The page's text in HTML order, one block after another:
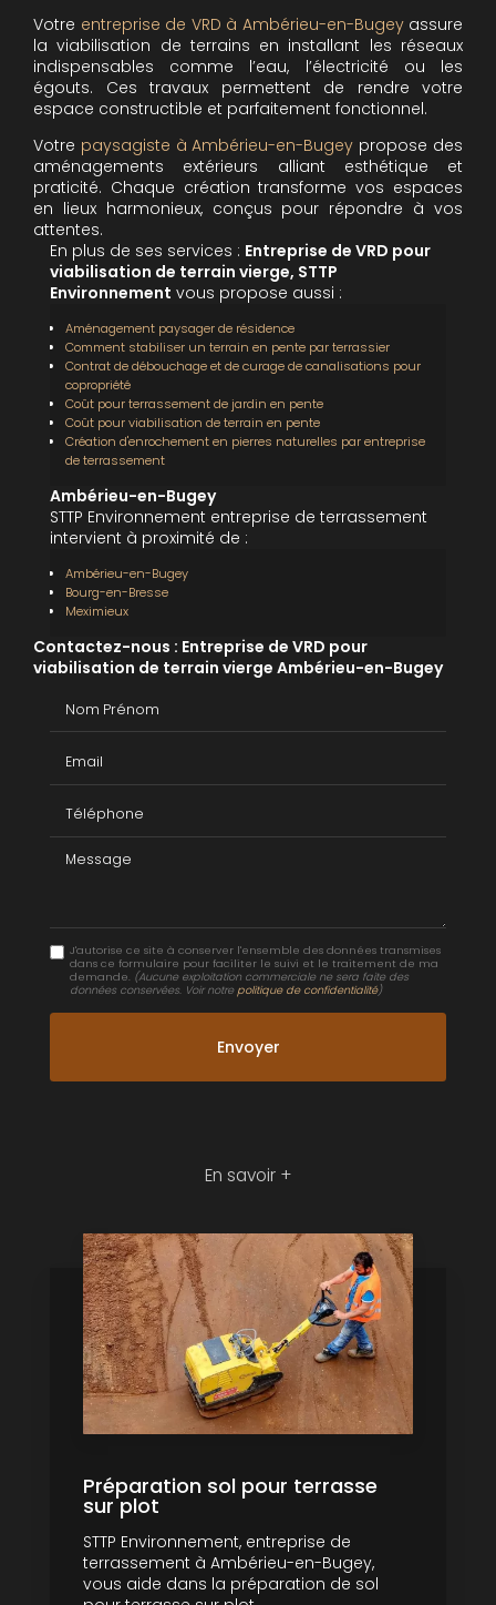
Votre entreprise de VRD à Ambérieu-en-Bugeyassure
la viabilisation de terrains en installant les réseaux
indispensables comme l’eau, l’électricité ou les
égouts. Ces travaux permettent de rendre votre
espace constructible et parfaitement fonctionnel.
Votre paysagiste à Ambérieu-en-Bugey propose des
aménagements extérieurs alliant esthétique et
praticité. Chaque création transforme vos espaces
en lieux harmonieux, conçus pour répondre à vos
attentes.
En plus de ses services : Entreprise de VRD pour
viabilisation de terrain vierge, STTP
Environnement vous propose aussi :
Aménagement paysager de résidence
Comment stabiliser un terrain en pente par terrassier
Contrat de débouchage et de curage de canalisations pour
copropriété
Coût pour terrassement de jardin en pente
Coût pour viabilisation de terrain en pente
Création d'enrochement en pierres naturelles par entreprise
de terrassement
Ambérieu-en-Bugey
STTP Environnement entreprise de terrassement
intervient à proximité de :
Ambérieu-en-Bugey
Bourg-en-Bresse
Meximieux
Contactez-nous : Entreprise de VRD pour
viabilisation de terrain vierge Ambérieu-en-Bugey
Message
J'autorise ce site à conserver l'ensemble des données transmises
dans ce formulaire pour faciliter le suivi et le traitement de ma
demande. (Aucune exploitation commerciale ne sera faite des
données conservées. Voir notre politique de confidentialité)
En savoir +
Préparation sol pour terrasse
sur plot
STTP Environnement, entreprise de
terrassement à Ambérieu-en-Bugey,
vous aide dans la préparation de sol